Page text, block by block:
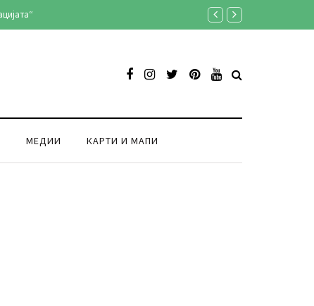
Продукција Аристон
МЕДИИ КАРТИ И МАПИ